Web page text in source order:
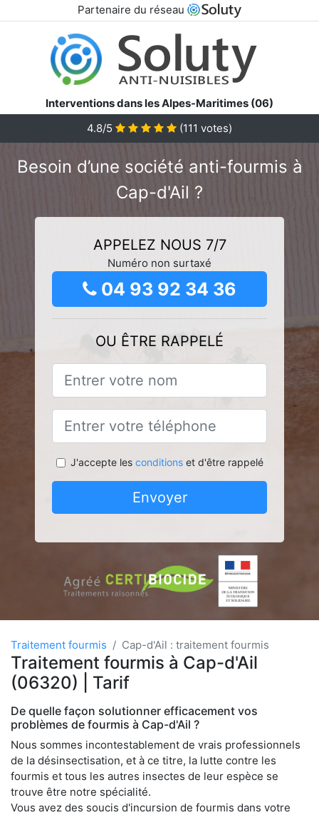
Partenaire du réseau
Interventions dans les Alpes-Maritimes (06)
4.8/5
(111 votes)
Besoin d’une société anti-fourmis à
Cap-d'Ail ?
APPELEZ NOUS 7/7
Numéro non surtaxé
04 93 92 34 36
OU ÊTRE RAPPELÉ
J'accepte les conditionset d'être rappelé
Envoyer
Traitement fourmis Cap-d'Ail : traitement fourmis
Traitement fourmis à Cap-d'Ail
(06320) | Tarif
De quelle façon solutionner efficacement vos
problèmes de fourmis à Cap-d'Ail ?
Nous sommes incontestablement de vrais professionnels
de la désinsectisation, et à ce titre, la lutte contre les
fourmis et tous les autres insectes de leur espèce se
trouve être notre spécialité.
Vous avez des soucis d'incursion de fourmis dans votre